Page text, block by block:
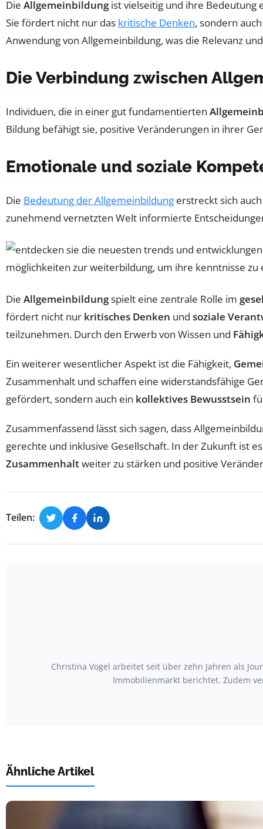
Die Allgemeinbildungist vielseitig und ihre Bedeutung
Sie fördert nicht nur das kritische Denken, sondern
Anwendung von Allgemeinbildung, was die Relevanz
Die Verbindung zwischen
Individuen, die in einer gut fundamentierten
Bildung befähigt sie, positive Veränderungen in ihrer
Emotionale und soziale
Die Bedeutung der Allgemeinbildung erstreckt sich
zunehmend vernetzten Welt informierte
Die Allgemeinbildungspielt eine zentrale Rolle im
fördert nicht nur kritisches Denken und soziale
teilzunehmen. Durch den Erwerb von Wissen und
Ein weiterer wesentlicher Aspekt ist die Fähigkeit,
Zusammenhalt und schaffen eine widerstandsfähige
gefördert, sondern auch ein kollektives Bewusstsein
Zusammenfassend lässt sich sagen, dass
gerechte und inklusive Gesellschaft. In der Zukunft ist
Zusammenhaltweiter zu stärken und positive
Teilen:
Christina Vogel arbeitet seit über zehn Jahren als
Immobilienmarkt berichtet. Zudem
Ähnliche Artikel